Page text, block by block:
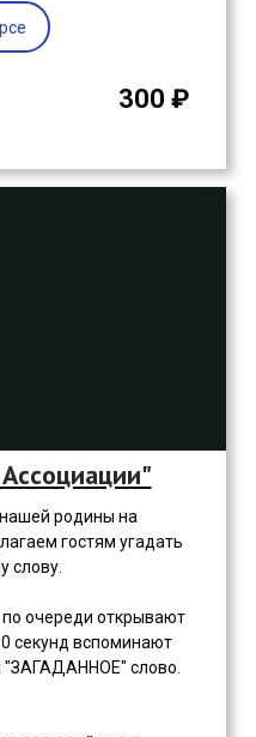
300 ₽
родины на
гостям угадать
слову.
очереди открывают
секунд вспоминают
"ЗАГАДАННОЕ" слово.